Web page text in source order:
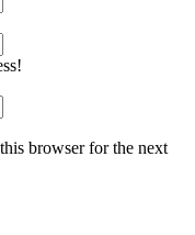
browser for the next